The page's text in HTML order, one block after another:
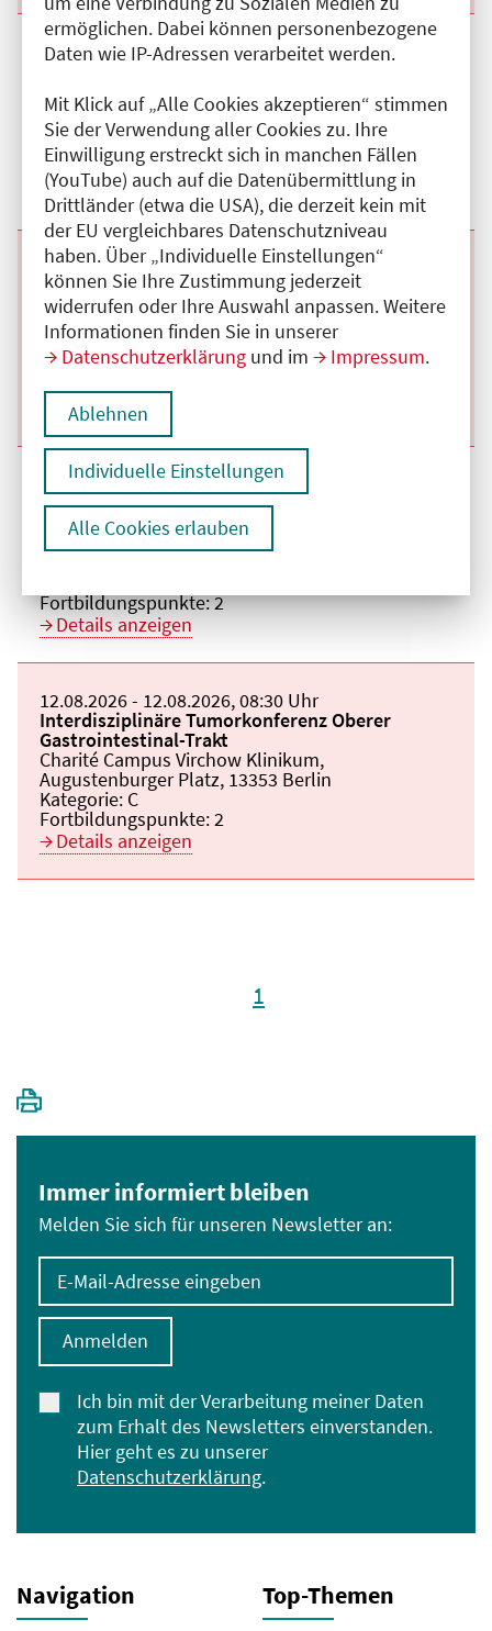
ermöglichen. Dabei können personenbezogene
Daten wie IP-Adressen verarbeitet werden.
Mit Klick auf „Alle Cookies akzeptieren“ stimmen
Sie der Verwendung aller Cookies zu. Ihre
Einwilligung erstreckt sich in manchen Fällen
(YouTube) auch auf die Datenübermittlung in
Drittländer (etwa die USA), die derzeit kein mit
der EU vergleichbares Datenschutzniveau
haben. Über „Individuelle Einstellungen“
können Sie Ihre Zustimmung jederzeit
widerrufen oder Ihre Auswahl anpassen. Weitere
Informationen finden Sie in unserer
Datenschutzerklärung und im Impressum.
Ablehnen
Individuelle Einstellungen
Alle Cookies erlauben
Beginn:
02.09.2026 Ende und Anfangszeit:
-02.09.2026 ,08:30 Uhr
Gastrointestinal-Trakt
Veranstaltungsort:
Charité Campus Virchow Klinikum,
Augustenburger Platz, 13353 Berlin
Kategorie:C
Fortbildungspunkte:2
Details anzeigen
Beginn:
26.08.2026Ende und Anfangszeit:
-26.08.2026,08:30 Uhr
Veranstaltungstitel:
Interdisziplinäre Tumorkonferenz Oberer
Gastrointestinal-Trakt
Veranstaltungsort:
Charité Campus Virchow Klinikum,
Augustenburger Platz, 13353 Berlin
Kategorie:C
Fortbildungspunkte:
Details anzeigen
Beginn:
19.08.2026Ende und Anfangszeit:
-19.08.2026,08:30 Uhr
Veranstaltungstitel:
Interdisziplinäre Tumorkonferenz Oberer
Gastrointestinal-Trakt
Veranstaltungsort:
Charité Campus Virchow Klinikum,
Fortbildungspunkte:2
Details anzeigen
Beginn:
12.08.2026Ende und Anfangszeit:
- 12.08.2026,08:30 Uhr
Veranstaltungstitel:
Interdisziplinäre Tumorkonferenz Oberer
Gastrointestinal-Trakt
Veranstaltungsort:
Charité Campus Virchow Klinikum,
Augustenburger Platz, 13353 Berlin
Kategorie: C
Fortbildungspunkte:2
Details anzeigen
1
Immer informiert bleiben
Melden Sie sich für unseren Newsletter an:
E-Mail-Adresse eingeben
Ich bin mit der Verarbeitung meiner Daten
zum Erhalt des Newsletters einverstanden.
Hier geht es zu unserer
Datenschutzerklärung.
Anmelden
Navigation Top-Themen